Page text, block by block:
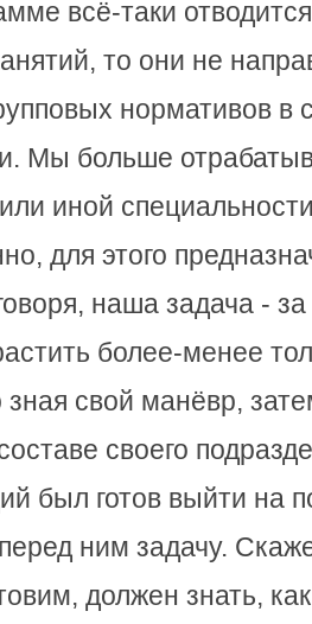
всё-таки
то они не
нормативов в
Мы больше
иной
для этого
наша задача -
более-менее
зная свой манёвр,
своего
был готов выйти на
ним задачу.
должен знать,